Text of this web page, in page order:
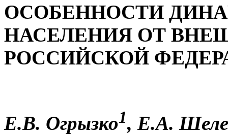
ОСОБЕННОСТИ
НАСЕЛЕНИЯ ОТ
РОССИЙСКОЙ
Е.В. Огрызко1, Е.А.